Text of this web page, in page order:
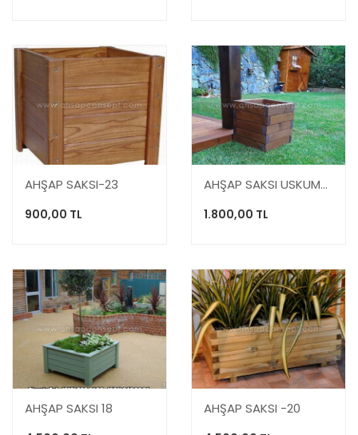
AHŞAP SAKSI-23
900,00 TL
AHŞAP SAKSI USKUMRUKÖY
1.800,00 TL
AHŞAP SAKSI 18 AHŞAP SAKSI -20